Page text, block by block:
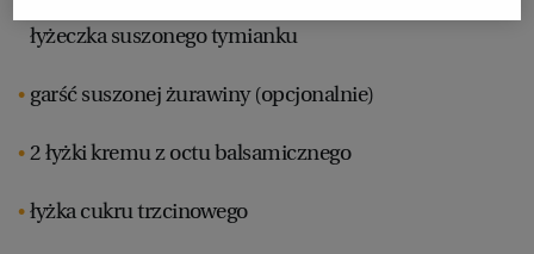
WROCŁAW
ZAKOPANE
łyżeczka suszonego tymianku
garść suszonej żurawiny (opcjonalnie)
2 łyżki kremu z octu balsamicznego
łyżka cukru trzcinowego